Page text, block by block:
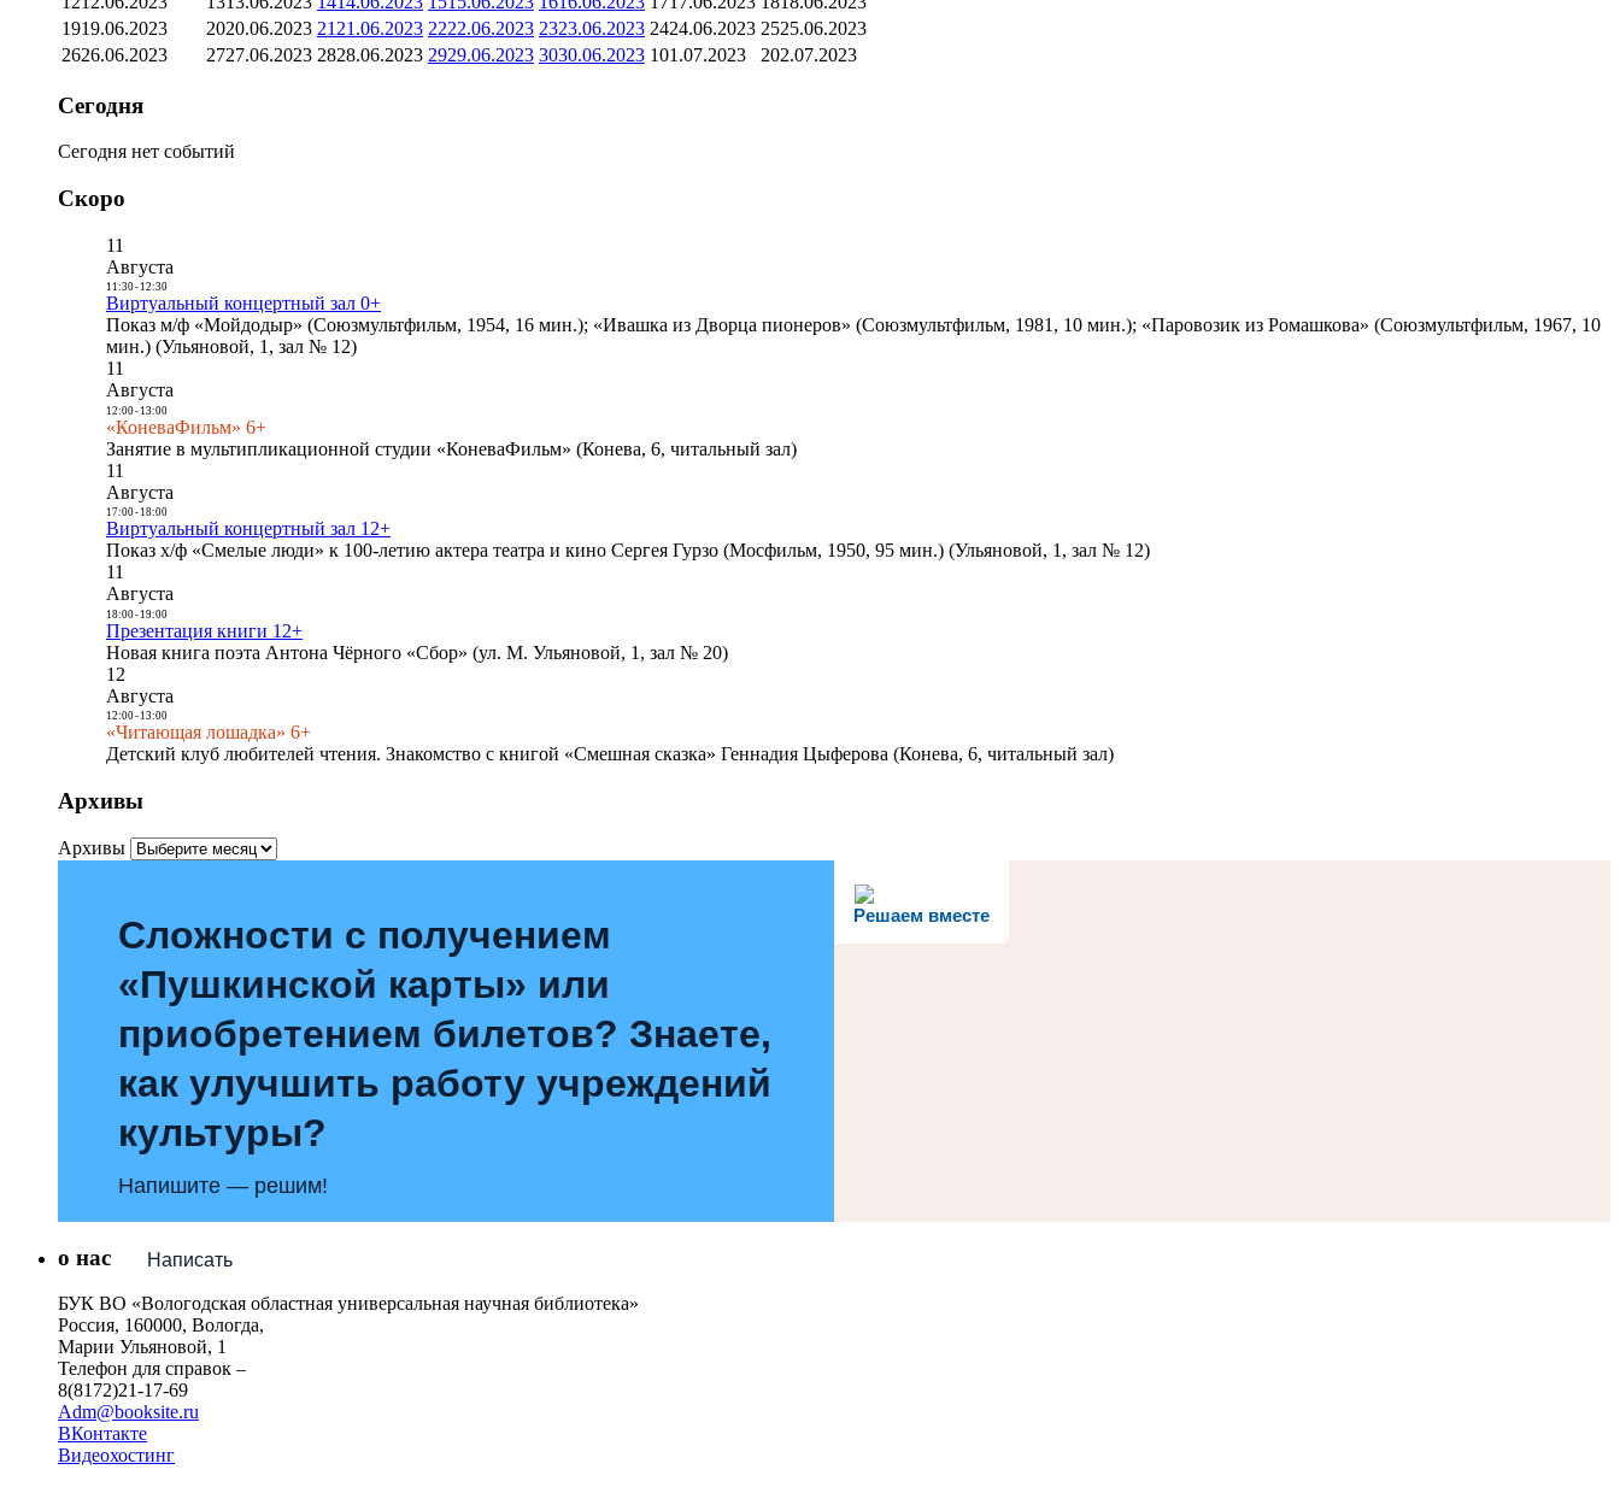
1919.06.2023 2020.06.2023 21 21.06.2023 2222.06.2023 2323.06.2023 2424.06.2023 2525.06.2023
2626.06.2023 2727.06.2023 2828.06.2023 2929.06.2023 3030.06.2023 101.07.2023 202.07.2023
Сегодня
Сегодня нет событий
Скоро
11
Августа
11:30- 12:30
Виртуальный концертный зал 0+
Показ м/ф «Мойдодыр» (Союзмультфильм, 1954, 16 мин.); «Ивашка из Дворца пионеров» (Союзмультфильм, 1981, 10 мин.); «Паровозик из Ромашкова» (Союзмультфильм, 1967, 10
мин.) (Ульяновой, 1, зал № 12)
11
Августа
12:00- 13:00
«КоневаФильм» 6+
Занятие в мультипликационной студии «КоневаФильм» (Конева, 6, читальный зал)
11
Августа
17:00- 18:00
Виртуальный концертный зал 12+
Показ х/ф «Смелые люди» к 100-летию актера театра и кино Сергея Гурзо (Мосфильм, 1950, 95 мин.) (Ульяновой, 1, зал № 12)
11
Августа
18:00- 19:00
Презентация книги 12+
Новая книга поэта Антона Чёрного «Сбор» (ул. М. Ульяновой, 1, зал № 20)
12
Августа
12:00- 13:00
«Читающая лошадка» 6+
Детский клуб любителей чтения. Знакомство с книгой «Смешная сказка» Геннадия Цыферова (Конева, 6, читальный зал)
Архивы
Архивы
Решаем вместе
Сложности с получением
«Пушкинской карты» или
приобретением билетов? Знаете,
как улучшить работу учреждений
культуры?
Напишите — решим!
Написать
о нас
БУК ВО «Вологодская областная универсальная научная библиотека»
Россия, 160000, Вологда,
Марии Ульяновой, 1
Телефон для справок –
8(8172)21-17-69
Adm@booksite.ru
ВКонтакте
Видеохостинг